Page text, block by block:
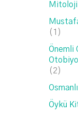
(1)
Önemli
(2)
Öykü